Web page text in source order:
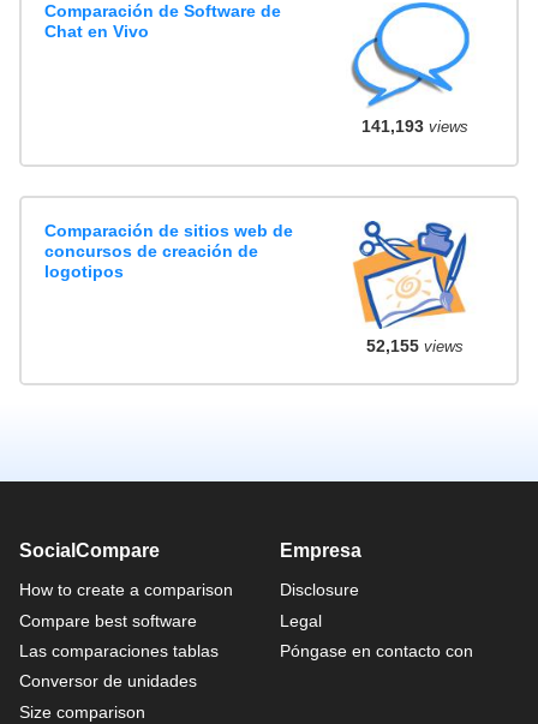
Comparación de Software de
Chat en Vivo
141,193views
Comparación de sitios web de
concursos de creación de
logotipos
52,155views
SocialCompare
How to create a comparison
Compare best software
Las comparaciones tablas
Conversor de unidades
Size comparison
Empresa
Disclosure
Legal
Póngase en contacto con